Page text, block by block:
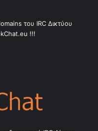
του IRC Δικτύου
!!!